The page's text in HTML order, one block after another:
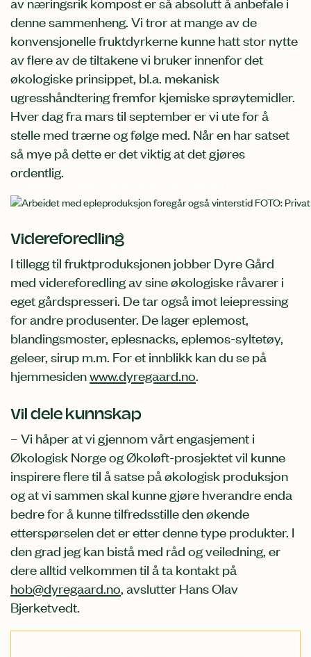
denne sammenheng. Vi tror at mange av de
konvensjonelle fruktdyrkerne kunne hatt stor nytte
av flere av de tiltakene vi bruker innenfor det
økologiske prinsippet, bl.a. mekanisk
ugresshåndtering fremfor kjemiske sprøytemidler.
Hver dag fra mars til september er vi ute for å
stelle med trærne og følge med. Når en har satset
så mye på dette er det viktig at det gjøres
ordentlig.
Videreforedling
I tillegg til fruktproduksjonen jobber Dyre Gård
med videreforedling av sine økologiske råvarer i
eget gårdspresseri. De tar også imot leiepressing
for andre produsenter. De lager eplemost,
blandingsmoster, eplesnacks, eplemos-syltetøy,
geleer, sirup m.m. For et innblikk kan du se på
hjemmesidenwww.dyregaard.no.
Vil dele kunnskap
– Vi håper at vi gjennom vårt engasjement i
Økologisk Norge og Økoløft-prosjektet vil kunne
inspirere flere til å satse på økologisk produksjon
og at vi sammen skal kunne gjøre hverandre enda
bedre for å kunne tilfredsstille den økende
etterspørselen det er etter denne type produkter. I
den grad jeg kan bistå med råd og veiledning, er
dere alltid velkommen til å ta kontakt på
hob@dyregaard.no, avslutter Hans Olav
Bjerketvedt.